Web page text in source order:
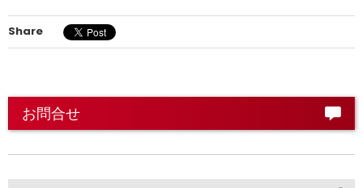
Share
お問合せ